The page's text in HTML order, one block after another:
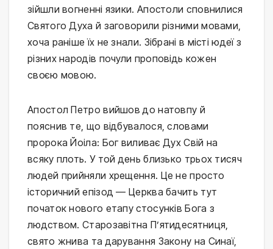
зійшли вогненні язики. Апостоли сповнилися
Святого Духа й заговорили різними мовами,
хоча раніше їх не знали. Зібрані в місті юдеї з
різних народів почули проповідь кожен
своєю мовою.
Апостол Петро вийшов до натовпу й
пояснив те, що відбувалося, словами
пророка Йоіла: Бог виливає Дух Свій на
всяку плоть. У той день близько трьох тисяч
людей прийняли хрещення. Це не просто
історичний епізод — Церква бачить тут
початок нового етапу стосунків Бога з
людством. Старозавітна П’ятидесятниця,
свято жнива та дарування Закону на Синаї,